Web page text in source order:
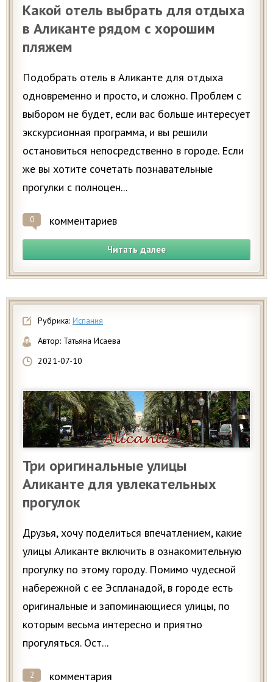
Какой отель выбрать для отдыха
в Аликанте рядом с хорошим
пляжем
Подобрать отель в Аликанте для отдыха
одновременно и просто, и сложно. Проблем с
выбором не будет, если вас больше интересует
экскурсионная программа, и вы решили
остановиться непосредственно в городе. Если
же вы хотите сочетать познавательные
прогулки с полноцен...
0 комментариев
Читать далее
Рубрика: Испания
Автор: Татьяна Исаева
2021-07-10
Три оригинальные улицы
Аликанте для увлекательных
прогулок
Друзья, хочу поделиться впечатлением, какие
улицы Аликанте включить в ознакомительную
прогулку по этому городу. Помимо чудесной
набережной с ее Эспланадой, в городе есть
оригинальные и запоминающиеся улицы, по
которым весьма интересно и приятно
прогуляться. Ост...
2 комментария